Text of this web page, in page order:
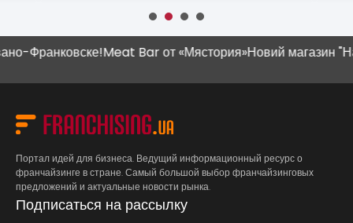
Meat Bar от «Мястория»Новий магазин "Наш
Портал идей для бизнеса. Ведущий информационный ресурс о
франчайзинге в стране. Самый большой выбор франчайзинговых
предложений и актуальные новости рынка.
Подписаться на рассылку